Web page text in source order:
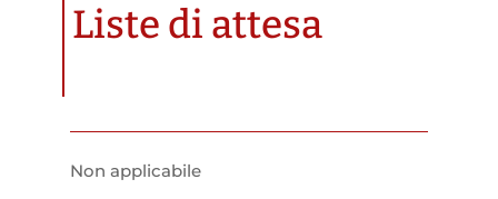
Liste di attesa
Non applicabile